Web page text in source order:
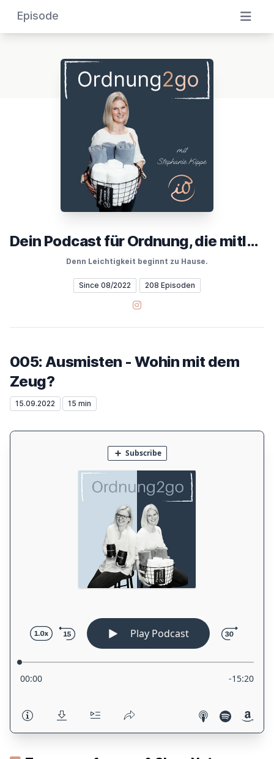
Episode
Dein Podcast für Ordnung, die mitläuft
Denn Leichtigkeit beginnt zu Hause.
Since 08/2022 208 Episoden
Instagram
005: Ausmisten - Wohin mit dem
Zeug?
15.09.2022 15 min